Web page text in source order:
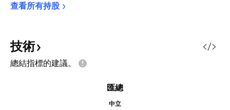
查看所有持股
技術
總結指標的建議。
匯總
中立